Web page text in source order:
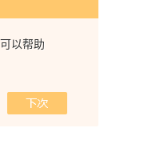
以帮助
性）